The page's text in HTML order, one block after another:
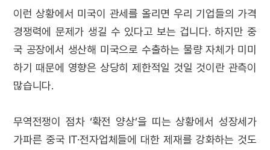
이런 상황에서 미국이 관세를 올리면 우리 기업들의 가격
경쟁력에 문제가 생길 수 있다고 보는 겁니다. 하지만 중
국 공장에서 생산해 미국으로 수출하는 물량 자체가 미미
하기 때문에 영향은 상당히 제한적일 것일 것이란 관측이
많습니다.
무역전쟁이 점차 ‘확전 양상’을 띠는 상황에서 성장세가
가파른 중국 IT·전자업체들에 대한 제재를 강화하는 것도